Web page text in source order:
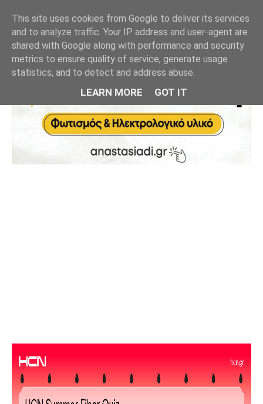
This site uses cookies from Google to deliver its services
and to analyze traffic. Your IP address and user-agent are
shared with Google along with performance and security
metrics to ensure quality of service, generate usage
statistics, and to detect and address abuse.
LEARN MORE GOT IT